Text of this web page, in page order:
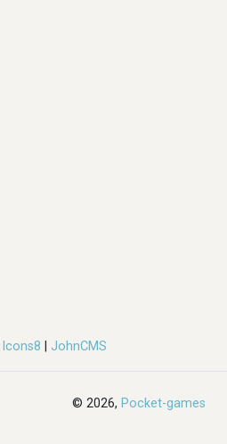
JohnCMS
© 2026, Pocket-games